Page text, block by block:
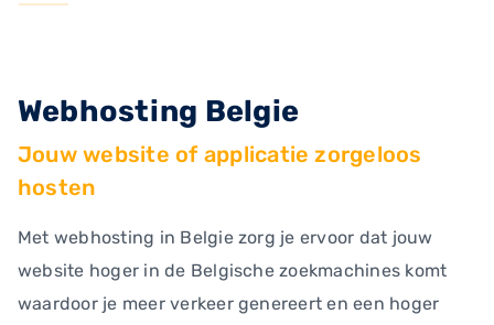
Webhosting Belgie
Jouw website of applicatie zorgeloos
hosten
Met webhosting in Belgie zorg je ervoor dat jouw
website hoger in de Belgische zoekmachines komt
waardoor je meer verkeer genereert en een hoger